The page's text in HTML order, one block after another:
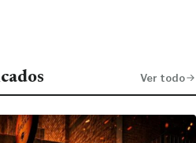
Ver todo